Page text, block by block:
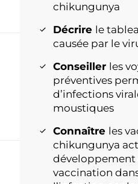
chikungunya
Décrire le
causée par le
Conseiller les
préventives
d’infections
moustiques
Connaître les
chikungunya
développement
vaccination